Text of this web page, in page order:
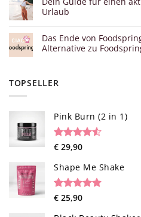
Urlaub
Das Ende von
Alternative zu
TOPSELLER
Pink Burn (2 in 1)
Rated4.52
based on
96
customer
ratings
€ 29,90
Shape Me Shake
Rated4.85
40
€ 25,90